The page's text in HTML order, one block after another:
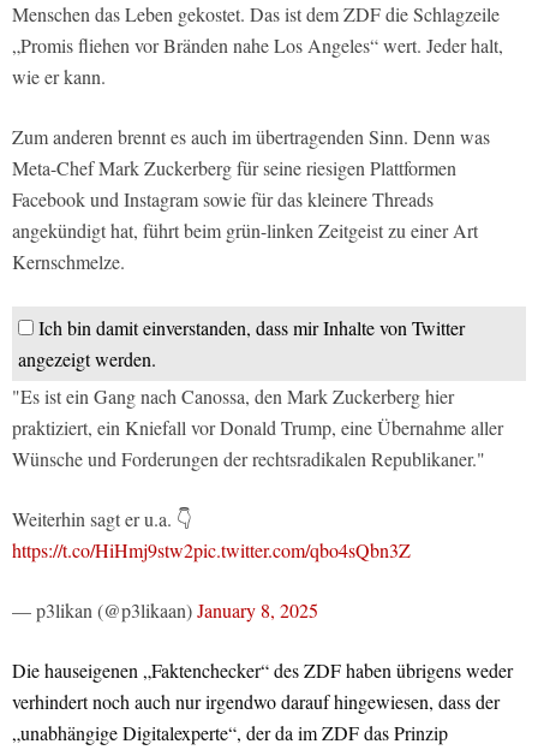
Menschen das Leben gekostet. Das ist dem ZDF die Schlagzeile
„Promis fliehen vor Bränden nahe Los Angeles“ wert. Jeder halt,
wie er kann.
Zum anderen brennt es auch im übertragenden Sinn. Denn was
Meta-Chef Mark Zuckerberg für seine riesigen Plattformen
Facebook und Instagram sowie für das kleinere Threads
angekündigt hat, führt beim grün-linken Zeitgeist zu einer Art
Kernschmelze.
Ich bin damit einverstanden, dass mir Inhalte von Twitter
angezeigt werden.
"Es ist ein Gang nach Canossa, den Mark Zuckerberg hier
praktiziert, ein Kniefall vor Donald Trump, eine Übernahme aller
Wünsche und Forderungen der rechtsradikalen Republikaner."
Weiterhin sagt er u.a. 👇
https://t.co/HiHmj9stw2pic.twitter.com/qbo4sQbn3Z
— p3likan (@p3likaan)January 8, 2025
Die hauseigenen „Faktenchecker“ des ZDF haben übrigens weder
verhindert noch auch nur irgendwo darauf hingewiesen, dass der
„unabhängige Digitalexperte“, der da im ZDF das Prinzip